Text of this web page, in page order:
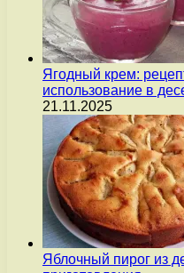
Ягодный крем:
использование в
21.11.2025
Яблочный пирог из